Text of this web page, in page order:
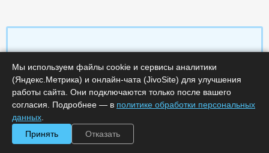
Характеристики
Срок поставки, дней : 14
Минимальное количество лицензий :1
Артикул :
Обработка заказа :
Мы используем файлы cookie и сервисы аналитики
(Яндекс.Метрика) и онлайн-чата (JivoSite) для улучшения
работы сайта. Они подключаются только после вашего
согласия. Подробнее — в политике обработки персональных
данных
Принять
Отказать